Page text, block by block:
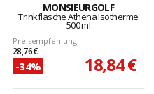
MONSIEURGOLF
Trinkflasche Athena Isotherme
500 ml
Preisempfehlung
28,76 €
-34% 18,84 €